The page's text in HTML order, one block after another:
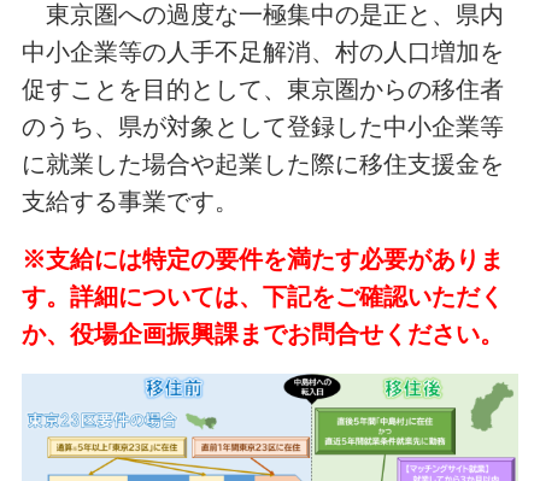
東京圏への過度な一極集中の是正と、県内
中小企業等の人手不足解消、村の人口増加を
促すことを目的として、東京圏からの移住者
のうち、県が対象として登録した中小企業等
に就業した場合や起業した際に移住支援金を
支給する事業です。
※支給には特定の要件を満たす必要がありま
す。詳細については、下記をご確認いただく
か、役場企画振興課までお問合せください。